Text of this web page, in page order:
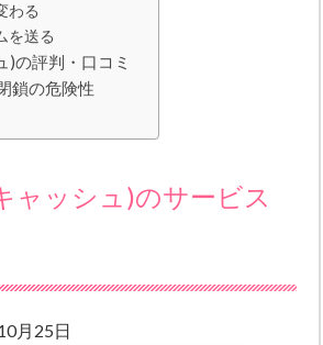
わる
を送る
)の評判・口コミ
鎖の危険性
ャッシュ)のサービス
月25日